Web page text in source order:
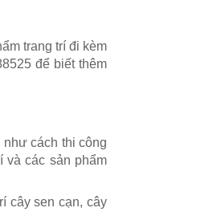
trang trí đi kèm
để biết thêm
cách thi công
và các sản phẩm
cây sen cạn, cây